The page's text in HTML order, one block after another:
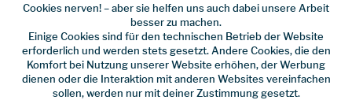
Online bestellen Ladenabholung
vorrätig | Lieferzeit 1-3 Werktage
Cookies nerven! – aber sie helfen uns auch dabei unsere Arbeit
besser zu machen.
Einige Cookies sind für den technischen Betrieb der Website
erforderlich und werden stets gesetzt. Andere Cookies, die den
Komfort bei Nutzung unserer Website erhöhen, der Werbung
dienen oder die Interaktion mit anderen Websites vereinfachen
sollen, werden nur mit deiner Zustimmung gesetzt.